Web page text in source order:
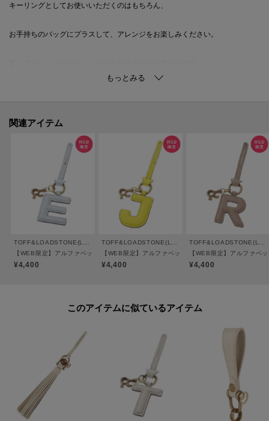
キーリングとしてお使いいただくのはもちろん、
お手持ちのバッグにプラスして、アレンジをお楽しみください。
オンラインサイトの各アイテムにある「ハートマーク」をクリックして簡単
お気に入りアイテムが、在庫残りわずか・再入荷などキャンペーン対象にな
った場合にお知らせいたします。
関連アイテム
【WEB限定】アルファベットチャーム ライトシュリンク
¥4,400
【WEB限定】アルファベットチャーム ライトシュリンク
¥4,400
【WEB限定】アルファベ
¥4,400
このアイテムに似ているアイテム